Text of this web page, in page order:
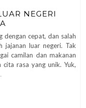
NEGERI
dengan cepat, dan salah
jajanan luar negeri. Tak
camilan dan makanan
rasa yang unik. Yuk,